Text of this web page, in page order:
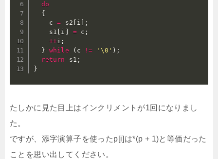
do
{
    c
= s2 i
;
    s1
i = c ;
++i ;
}
while ( c != '\0' ) ;
return
s1 ;
}
たしかに見た目上はインクリメントが1回になりまし
た。
ですが、添字演算子を使ったp[i]は*(p + 1)と等価だった
ことを思い出してください。